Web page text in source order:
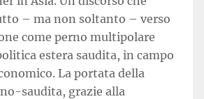
– ma non soltanto – verso
come perno multipolare
estera saudita, in campo
La portata della
saudita, grazie alla